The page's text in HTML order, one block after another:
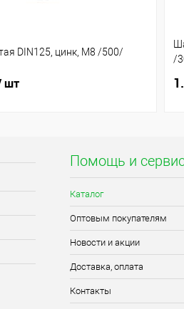
DIN125, цинк, М8 /500/
шт
/
Помощь и
Каталог
Оптовым покупателям
Новости и акции
Доставка, оплата
Контакты